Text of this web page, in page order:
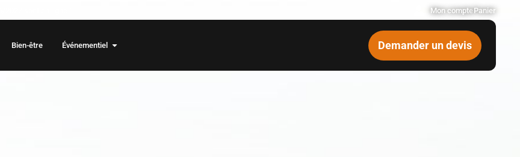
Mon compte Panier
Bien-être Événementiel Demander un devis